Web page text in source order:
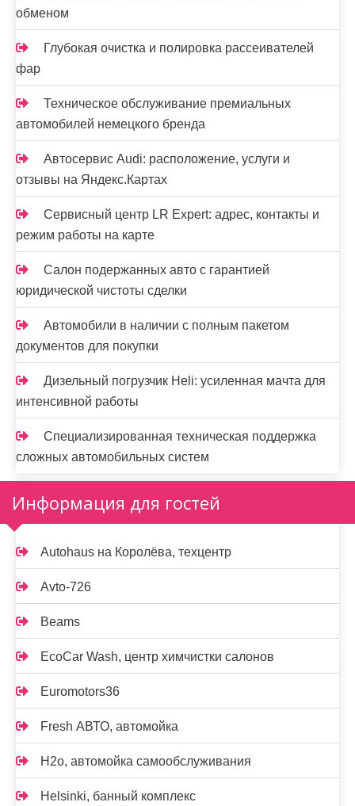
обменом
Глубокая очистка и полировка рассеивателей
фар
Техническое обслуживание премиальных
автомобилей немецкого бренда
Автосервис Audi: расположение, услуги и
отзывы на Яндекс.Картах
Сервисный центр LR Expert: адрес, контакты и
режим работы на карте
Салон подержанных авто с гарантией
юридической чистоты сделки
Автомобили в наличии с полным пакетом
документов для покупки
Дизельный погрузчик Heli: усиленная мачта для
интенсивной работы
Специализированная техническая поддержка
сложных автомобильных систем
Информация для гостей
Autohaus на Королёва, техцентр
Avto-726
Beams
EcoCar Wash, центр химчистки салонов
Euromotors36
Fresh АВТО, автомойка
H2o, автомойка самообслуживания
Helsinki, банный комплекс